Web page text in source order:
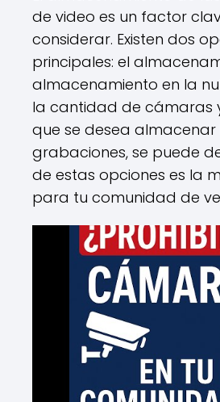
de video es un factor
considerar. Existen dos
principales: el
almacenamiento en la
la cantidad de cámaras
que se desea almacenar
grabaciones, se puede
de estas opciones es la
para tu comunidad de